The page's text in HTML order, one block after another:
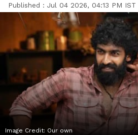
Published : Jul 04 2026, 04:13 PM IST
Image Credit: Our own